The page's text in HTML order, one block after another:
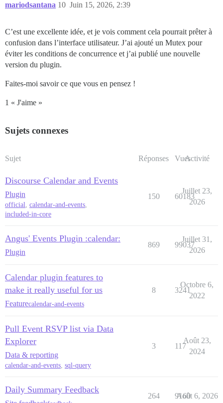
mariodsantana Juin 15, 2026, 2:39
10
C’est une excellente idée, et je vois comment cela pourrait prêter à
confusion dans l’interface utilisateur. J’ai ajouté un Mutex pour
éviter les conditions de concurrence et j’ai publié une nouvelle
version du plugin.
Faites-moi savoir ce que vous en pensez !
1 « J'aime »
Sujets connexes
Sujet Réponses VuesActivité
Discourse Calendar and Events
Plugin
official, calendar-and-events,
included-in-core
150 60183
Juillet 23,
2026
Angus' Events Plugin :calendar:
Plugin
869 99037
Juillet 31,
2026
Calendar plugin features to
make it really useful for us
Featurecalendar-and-events
8 3241
Octobre 6,
2022
Pull Event RSVP list via Data
Explorer
Data & reporting
calendar-and-events, sql-query
3 117
Août 23,
2024
Daily Summary Feedback
264 9160
Août 6, 2026